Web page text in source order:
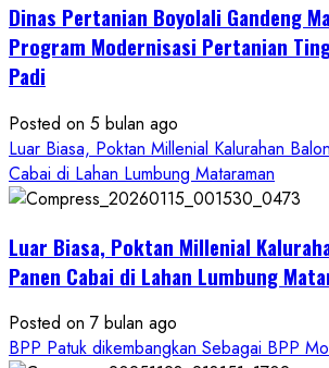
Boyolali
Gelar
Singkong
Wujudkan
Ketahanan
Pangan
Petani
Dinas Pertanian Boyolali Gandeng
Program Modernisasi Pertanian
Padi
Posted on 5 bulan ago
Luar Biasa, Poktan Millenial Kalurahan
Cabai di Lahan Lumbung Mataraman
Luar Biasa, Poktan Millenial
Panen Cabai di Lahan Lumbung
Posted on 7 bulan ago
BPP Patuk dikembangkan Sebagai BPP